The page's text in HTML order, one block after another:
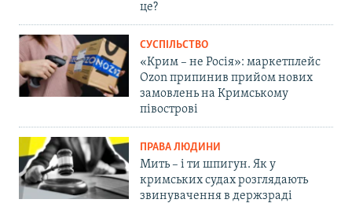
це?
СУСПІЛЬСТВО
«Крим – не Росія»: маркетплейс
Ozon припинив прийом нових
замовлень на Кримському
півострові
ПРАВА ЛЮДИНИ
Мить – і ти шпигун. Як у
кримських судах розглядають
звинувачення в держзраді